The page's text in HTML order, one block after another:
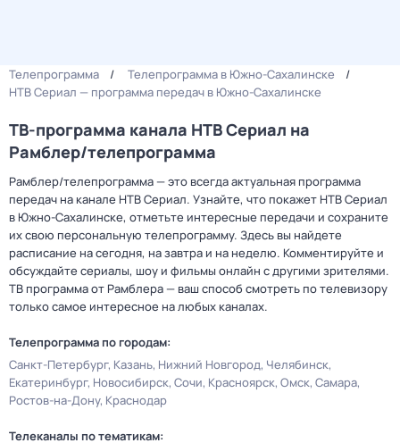
Телепрограмма
Телепрограмма в Южно-Сахалинске
НТВ Сериал — программа передач в Южно-Сахалинске
ТВ-программа канала НТВ Сериал на
Рамблер/телепрограмма
Рамблер/телепрограмма — это всегда актуальная программа
передач на канале НТВ Сериал. Узнайте, что покажет НТВ Сериал
в Южно-Сахалинске, отметьте интересные передачи и сохраните
их свою персональную телепрограмму. Здесь вы найдете
расписание на сегодня, на завтра и на неделю. Комментируйте и
обсуждайте сериалы, шоу и фильмы онлайн с другими зрителями.
ТВ программа от Рамблера — ваш способ смотреть по телевизору
только самое интересное на любых каналах.
Телепрограмма по городам:
Санкт-Петербург Казань Нижний Новгород Челябинск
Екатеринбург Новосибирск Сочи Красноярск Омск Самара
Ростов-на-Дону Краснодар
Телеканалы по тематикам: